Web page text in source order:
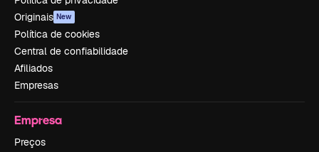
Originais New
Política de cookies
Central de confiabilidade
Afiliados
Empresas
Empresa
Preços